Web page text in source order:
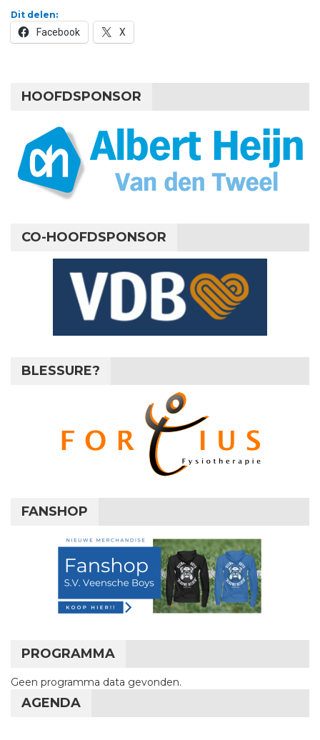
Dit delen:
Facebook X
HOOFDSPONSOR
CO-HOOFDSPONSOR
BLESSURE?
FANSHOP
PROGRAMMA
Geen programma data gevonden.
AGENDA